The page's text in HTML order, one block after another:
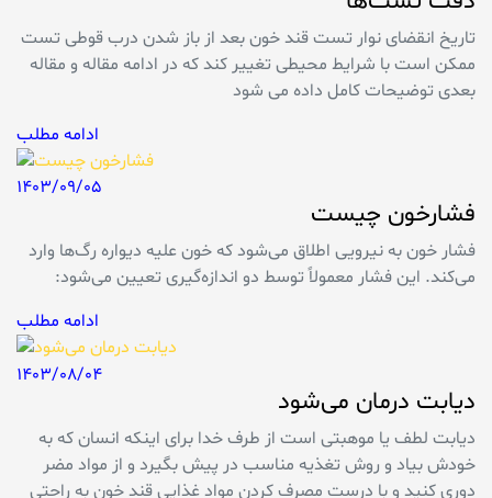
تاریخ انقضای نوار تست قند خون بعد از باز شدن درب قوطی تست
ممکن است با شرایط محیطی تغییر کند که در ادامه مقاله و مقاله
بعدی توضیحات کامل داده می شود
1403/09/05
فشارخون چیست
فشار خون به نیرویی اطلاق می‌شود که خون علیه دیواره رگ‌ها وارد
می‌کند. این فشار معمولاً توسط دو اندازه‌گیری تعیین می‌شود:
1403/08/04
دیابت درمان می‌شود
دیابت لطف یا موهبتی است از طرف خدا برای اینکه انسان که به
خودش بیاد و روش تغذیه مناسب در پیش بگیرد و از مواد مضر
دوری کنید و با درست مصرف کردن مواد غذایی قند خون به راحتی